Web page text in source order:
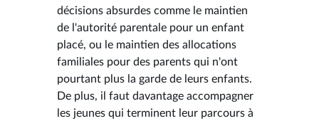
décisions absurdes comme le maintien
de l'autorité parentale pour un enfant
placé, ou le maintien des allocations
familiales pour des parents qui n'ont
pourtant plus la garde de leurs enfants.
De plus, il faut davantage accompagner
les jeunes qui terminent leur parcours à